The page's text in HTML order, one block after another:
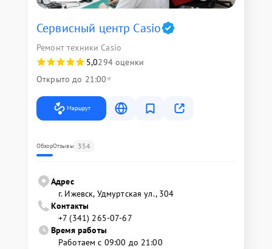
Сервисный центр Casio
Ремонт техники Casio
5,0294 оценки
Открыто до 21:00
Маршрут
ОбзорОтзывы 354
Адрес
г. Ижевск, Удмуртская ул., 304
Контакты
+7 (341) 265-07-67
Время работы
Работаем с 09:00 до 21:00